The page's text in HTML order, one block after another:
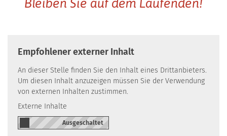
Empfohlener externer Inhalt
An dieser Stelle finden Sie den Inhalt eines Drittanbieters.
Um diesen Inhalt anzuzeigen müssen Sie der Verwendung
von externen Inhalten zustimmen.
Externe Inhalte